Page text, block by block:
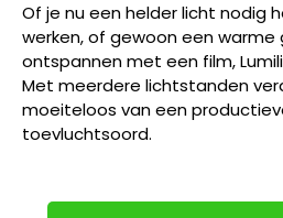
Of je nu een helder licht nodig
werken, of gewoon een
ontspannen met een film,
Met meerdere lichtstanden
moeiteloos van een
toevluchtsoord.